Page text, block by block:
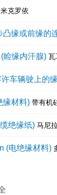
米克罗依
凸缘或前缘的
睑缘内汗腺) 瓦
车辆驶上的
缘材料) 带有机
绝缘纸) 马尼
(电绝缘材料)